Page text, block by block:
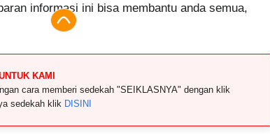
informasi ini bisa membantu anda semua,
KAMI
cara memberi sedekah "SEIKLASNYA" dengan klik
sedekah klik DISINI